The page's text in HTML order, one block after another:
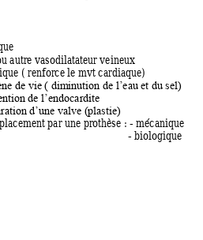
ue
autre vasodilatateur veineux
( renforce le mvt cardiaque)
de vie ( diminution de l’eau et du sel)
de l’endocardite
n d’une valve (plastie)
ent par une prothèse : - mécanique
- biologique